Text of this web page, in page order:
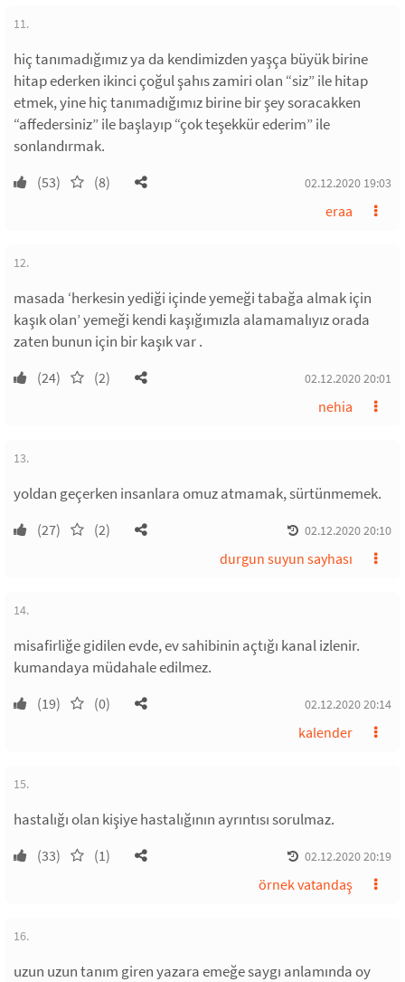
11.
hiç tanımadığımız ya da kendimizden yaşça büyük birine
hitap ederken ikinci çoğul şahıs zamiri olan “siz” ile hitap
etmek, yine hiç tanımadığımız birine bir şey soracakken
“affedersiniz” ile başlayıp “çok teşekkür ederim” ile
sonlandırmak.
(53) (8) 02.12.2020 19:03
eraa
12.
masada ‘herkesin yediği içinde yemeği tabağa almak için
kaşık olan’ yemeği kendi kaşığımızla alamamalıyız orada
zaten bunun için bir kaşık var .
(24) (2) 02.12.2020 20:01
nehia
13.
yoldan geçerken insanlara omuz atmamak, sürtünmemek.
(27) (2) 02.12.2020 20:10
durgun suyun sayhası
14.
misafirliğe gidilen evde, ev sahibinin açtığı kanal izlenir.
kumandaya müdahale edilmez.
(19) (0) 02.12.2020 20:14
kalender
15.
hastalığı olan kişiye hastalığının ayrıntısı sorulmaz.
(33) (1) 02.12.2020 20:19
örnek vatandaş
16.
uzun uzun tanım giren yazara emeğe saygı anlamında oy